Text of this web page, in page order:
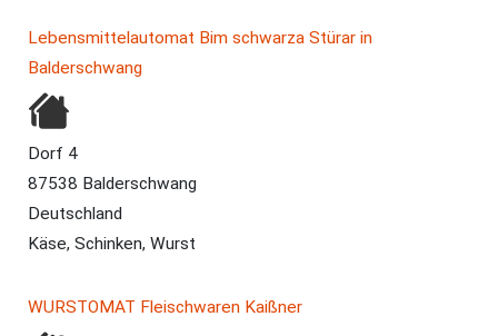
Lebensmittelautomat Bim schwarza Stürar in
Balderschwang
Dorf 4
87538 Balderschwang
Deutschland
Käse, Schinken, Wurst
WURSTOMAT Fleischwaren Kaißner